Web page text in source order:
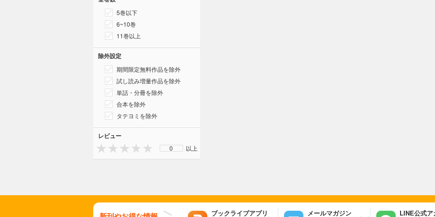
5巻以下
6~10巻
11巻以上
除外設定
期間限定無料作品を除外
試し読み増量作品を除外
単話・分冊を除外
合本を除外
タテヨミを除外
レビュー
0 以上
ブックライブアプリ メールマガジン LINE公式ア